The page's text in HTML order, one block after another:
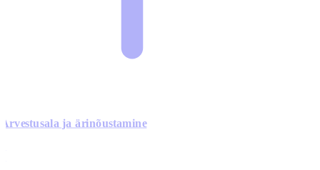
Arvestusala ja ärinõustamine